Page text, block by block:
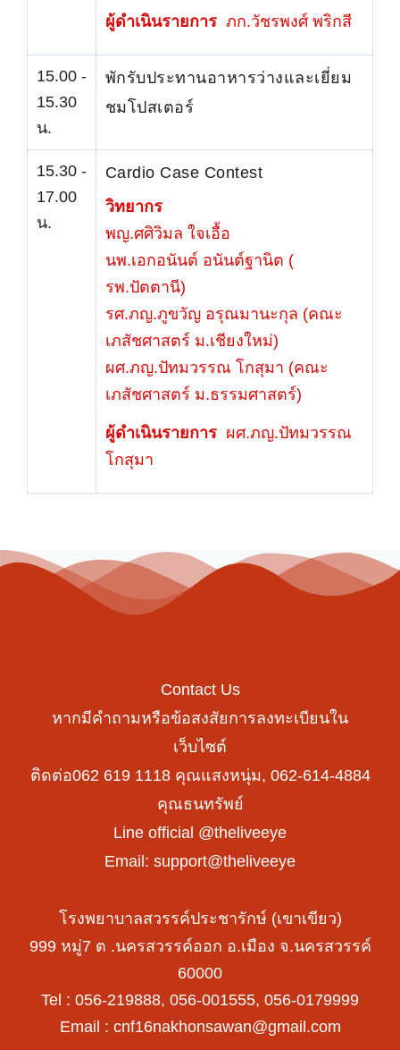
ผู้ดำเนินรายการ ภก.วัชรพงศ์ พริกสี
15.00 -
15.30
น.
พักรับประทานอาหารว่างและเยี่ยม
ชมโปสเตอร์
15.30 -
17.00
น.
Cardio Case Contest
วิทยากร
พญ.ศศิวิมล ใจเอื้อ
นพ.เอกอนันต์ อนันต์ฐานิต (
รพ.ปัตตานี)
รศ.ภญ.ภูขวัญ อรุณมานะกุล (คณะ
เภสัชศาสตร์ ม.เชียงใหม่)
ผศ.ภญ.ปัทมวรรณ โกสุมา (คณะ
เภสัชศาสตร์ ม.ธรรมศาสตร์)
ผู้ดำเนินรายการ ผศ.ภญ.ปัทมวรรณ
โกสุมา
Contact Us
หากมีคำถามหรือข้อสงสัยการลงทะเบียนใน
เว็บไซต์
ติดต่อ062 619 1118 คุณแสงหนุ่ม, 062-614-4884
คุณธนทรัพย์
Line official @theliveeye
Email: support@theliveeye
โรงพยาบาลสวรรค์ประชารักษ์ (เขาเขียว)
999 หมู่7 ต .นครสวรรค์ออก อ.เมือง จ.นครสวรรค์
60000
Tel : 056-219888, 056-001555, 056-0179999
Email : cnf16nakhonsawan@gmail.com